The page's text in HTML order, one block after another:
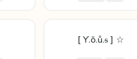
[ Ƴ.ō.ů.ᵴ ] ☆